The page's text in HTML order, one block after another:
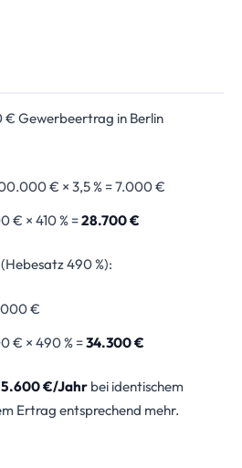
Gewerbeertrag in Berlin
€ × 3,5 % = 7.000 €
€ × 410 % =28.700 €
490 %):
€
€ × 490 % =34.300 €
€/Jahr bei identischem
Ertrag entsprechend mehr.